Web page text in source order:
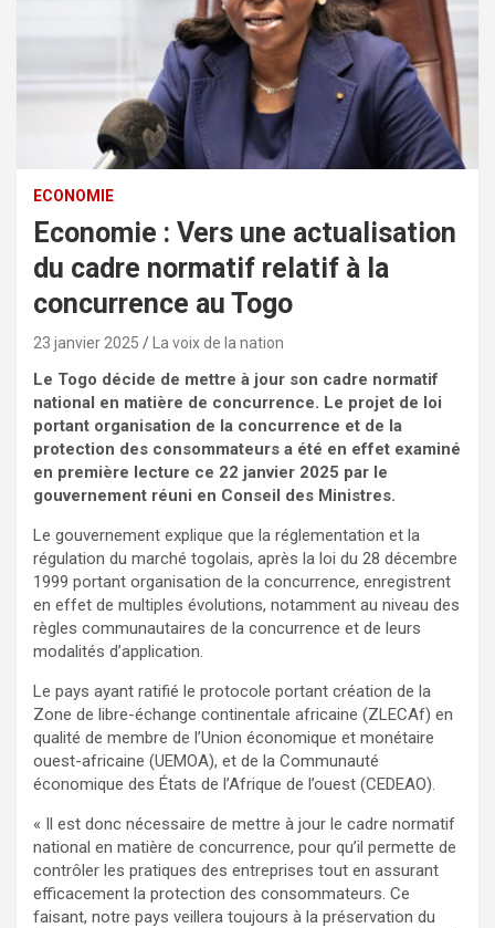
ECONOMIE
Economie : Vers une actualisation
du cadre normatif relatif à la
concurrence au Togo
23 janvier 2025 La voix de la nation
Le Togo décide de mettre à jour son cadre normatif
national en matière de concurrence. Le projet de loi
portant organisation de la concurrence et de la
protection des consommateurs a été en effet examiné
en première lecture ce 22 janvier 2025 par le
gouvernement réuni en Conseil des Ministres.
Le gouvernement explique que la réglementation et la
régulation du marché togolais, après la loi du 28 décembre
1999 portant organisation de la concurrence, enregistrent
en effet de multiples évolutions, notamment au niveau des
règles communautaires de la concurrence et de leurs
modalités d’application.
Le pays ayant ratifié le protocole portant création de la
Zone de libre-échange continentale africaine (ZLECAf) en
qualité de membre de l’Union économique et monétaire
ouest-africaine (UEMOA), et de la Communauté
économique des États de l’Afrique de l’ouest (CEDEAO).
« Il est donc nécessaire de mettre à jour le cadre normatif
national en matière de concurrence, pour qu’il permette de
contrôler les pratiques des entreprises tout en assurant
efficacement la protection des consommateurs. Ce
faisant, notre pays veillera toujours à la préservation du